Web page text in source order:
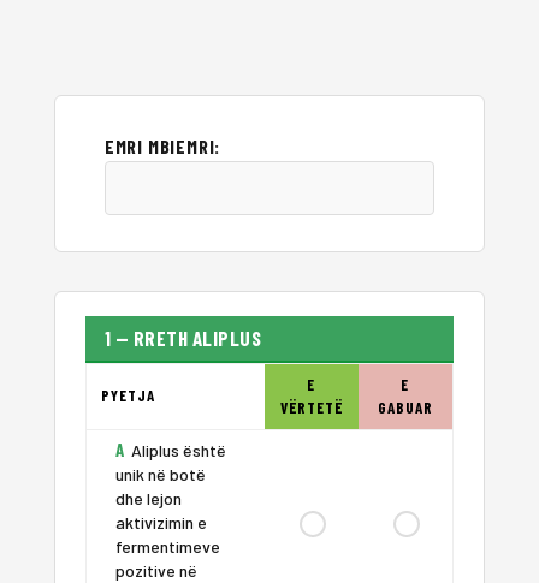
EMRI MBIEMRI:
1 — RRETH ALIPLUS
PYETJA
E
VËRTETË
E
GABUAR
A Aliplus është
unik në botë
dhe lejon
aktivizimin e
fermentimeve
pozitive në